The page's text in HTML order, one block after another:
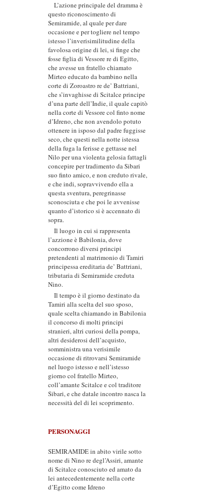
L’azione principale del dramma è
questo riconoscimento di
Semiramide, al quale per dare
occasione e per togliere nel tempo
istesso l’inverisimilitudine della
favolosa origine di lei, si finge che
fosse figlia di Vessore re di Egitto,
che avesse un fratello chiamato
Mirteo educato da bambino nella
corte di Zoroastro re de’ Battriani,
che s’invaghisse di Scitalce principe
d’una parte dell’Indie, il quale capitò
nella corte di Vessore col finto nome
d’Idreno, che non avendolo potuto
ottenere in isposo dal padre fuggisse
seco, che questi nella notte istessa
della fuga la ferisse e gettasse nel
Nilo per una violenta gelosia fattagli
concepire per tradimento da Sibari
suo finto amico, e non creduto rivale,
e che indi, sopravvivendo ella a
questa sventura, peregrinasse
sconosciuta e che poi le avvenisse
quanto d’istorico si è accennato di
sopra.
Il luogo in cui si rappresenta
l’azzione è Babilonia, dove
concorrono diversi principi
pretendenti al matrimonio di Tamiri
principessa ereditaria de’ Battriani,
tributaria di Semiramide creduta
Nino.
Il tempo è il giorno destinato da
Tamiri alla scelta del suo sposo,
quale scelta chiamando in Babilonia
il concorso di molti principi
stranieri, altri curiosi della pompa,
altri desiderosi dell’acquisto,
somministra una verisimile
occasione di ritrovarsi Semiramide
nel luogo istesso e nell’istesso
giorno col fratello Mirteo,
coll’amante Scitalce e col traditore
Sibari, e che datale incontro nasca la
necessità del di lei scoprimento.
PERSONAGGI
SEMIRAMIDE in abito virile sotto
nome di Nino re degl’Assiri, amante
di Scitalce conosciuto ed amato da
lei antecedentemente nella corte
d’Egitto come Idreno